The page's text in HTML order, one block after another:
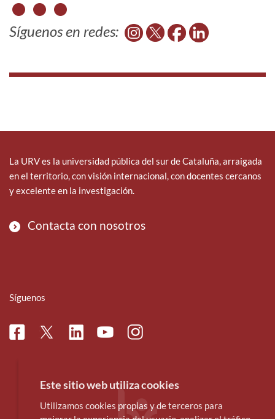
Síguenos en redes:
La URV es la universidad pública del sur de Cataluña, arraigada
en el territorio, con visión internacional, con docentes cercanos
y excelente en la investigación.
Contacta con nosotros
Síguenos
FacebookTwitterLinkedinYoutubeInstagram
Este sitio web utiliza cookies
Utilizamos cookies propias y de terceros para